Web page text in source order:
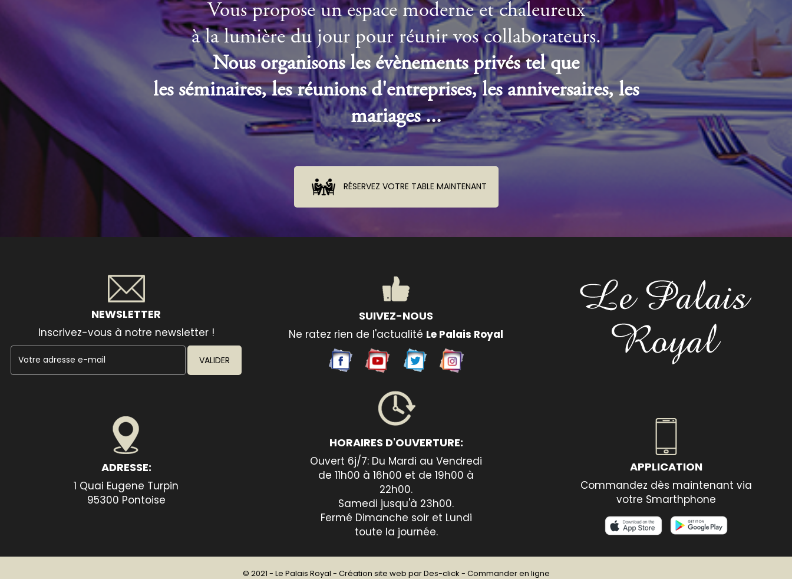
Vous propose un espace moderne et chaleureux
à la lumière du jour pour réunir vos collaborateurs.
Nous organisons les évènements privés tel que
les séminaires, les réunions d'entreprises, les anniversaires, les
mariages ...
RÉSERVEZ VOTRE TABLE MAINTENANT
NEWSLETTER
Inscrivez-vous à notre newsletter !
VALIDER
ADRESSE:
1 Quai Eugene Turpin
95300 Pontoise
SUIVEZ-NOUS
Ne ratez rien de l'actualité Le Palais Royal
HORAIRES D'OUVERTURE:
Ouvert 6j/7: Du Mardi au Vendredi
de 11h00 à 16h00 et de 19h00 à
22h00.
Samedi jusqu'à 23h00.
Fermé Dimanche soir et Lundi
toute la journée.
APPLICATION
Commandez dès maintenant via
votre Smarthphone
© 2021 - Le Palais Royal - Création site web parDes-click - Commander en ligne